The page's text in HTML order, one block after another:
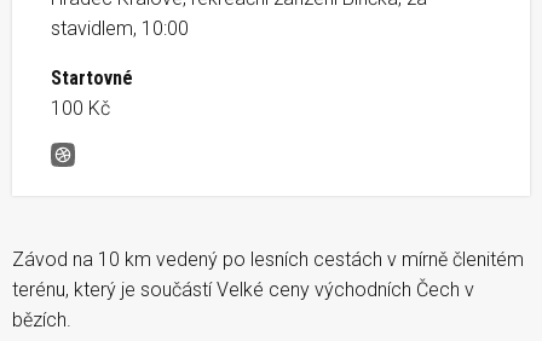
stavidlem, 10:00
Startovné
100 Kč
Hradecký kros
Závod na 10 km vedený po lesních cestách v mírně členitém
terénu, který je součástí Velké ceny východních Čech v
bězích.